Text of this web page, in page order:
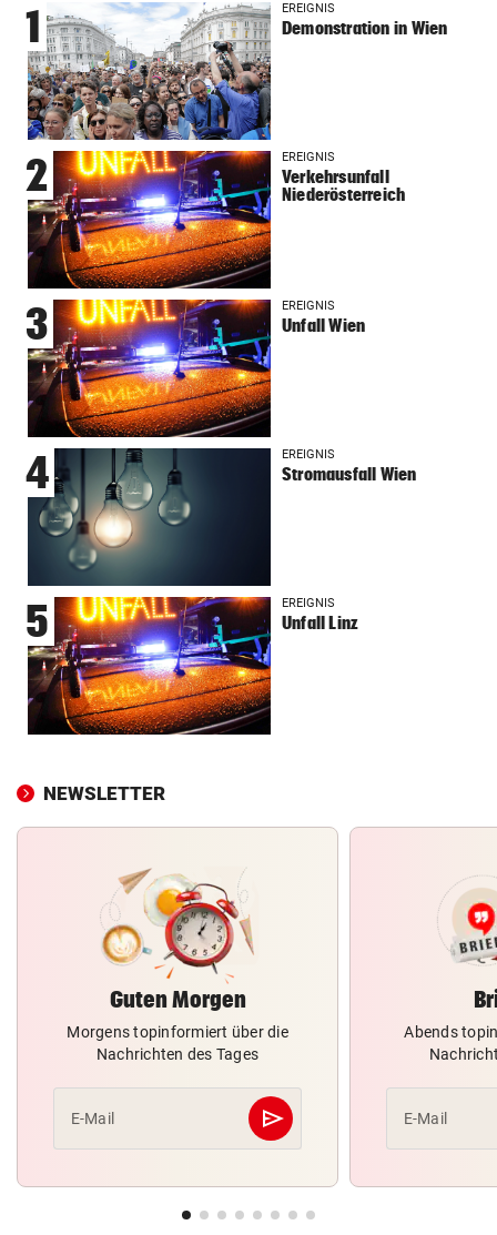
1 EREIGNIS
Demonstration in Wien
2 EREIGNIS
Verkehrsunfall
Niederösterreich
3 EREIGNIS
Unfall Wien
4 EREIGNIS
Stromausfall Wien
5 EREIGNIS
Unfall Linz
NEWSLETTER
Guten Morgen
Morgens topinformiert über die
Nachrichten des Tages
E-Mail send
Abschicken
Abends
E-Mail